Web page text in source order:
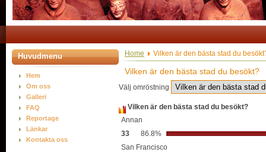
Huvudmenu
Hem
Om oss
Galleri
FAQ
Reportage
Länkar
Kontakta oss
Home Vilken är den bästa stad du
Vilken är den bästa stad du besökt?
Välj omröstning
Vilken är den bästa stad du besökt?
Annan
33
86.8%
San Francisco